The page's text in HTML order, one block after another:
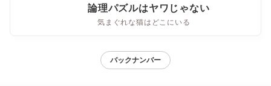
論理パズルはヤワじゃない
気まぐれな猫はどこにいる
バックナンバー